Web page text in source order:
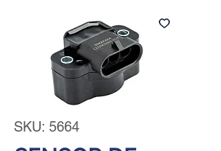
SKU: 5664